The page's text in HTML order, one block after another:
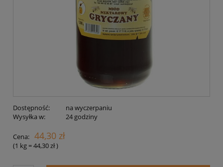
Dostępność:
na wyczerpaniu
Wysyłka w:
24 godziny
Cena: 44,30 zł
(1 kg=44,30 zł)